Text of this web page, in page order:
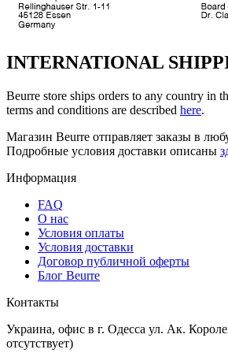
INTERNATIONAL
Beurre store ships orders to any country in
terms and conditions are described here.
Магазин Beurre отправляет заказы в
Подробные условия доставки описаны
Информация
FAQ
O нас
Условия оплаты
Условия доставки
Договор публичной оферты
Блог Beurre
Контакты
Украина, офис в г. Одесса ул. Ак.
отсутствует)